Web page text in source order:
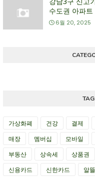
수도권 아파
6월 20, 2025
가상화폐 건강 결제
매장
멤버십 모바일
부동산
상속세 상품권
신용카드
신한카드 알